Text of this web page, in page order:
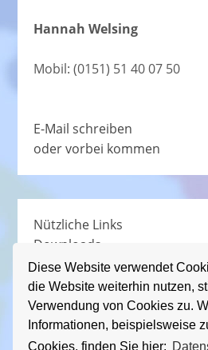
Diese Website verwendet
die Website weiterhin nutzen,
Verwendung von Cookies zu.
Informationen, beispielsweise
Cookies, finden Sie hier:
Hannah Welsing
Mobil: (0151) 51 40 07 50
E-Mail schreiben
oder vorbei kommen
Nützliche Links
Downloads
Schullied
(C) KGS Essener